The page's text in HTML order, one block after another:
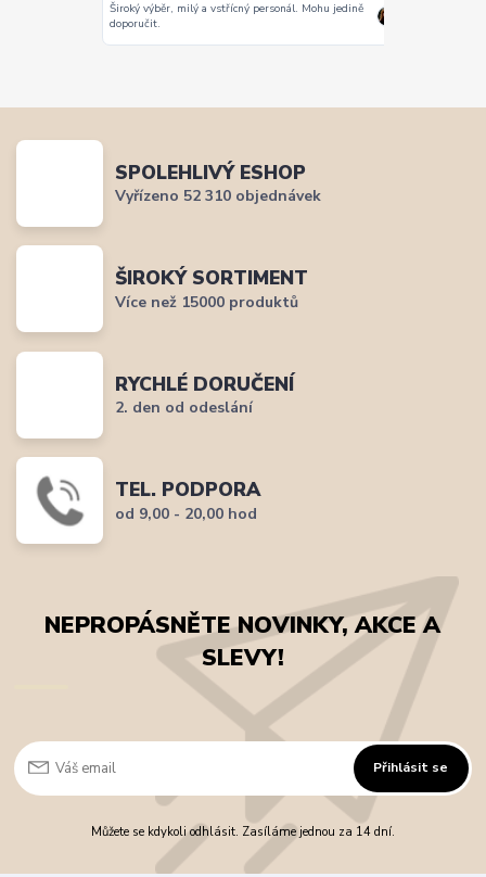
Široký výběr, milý a vstřícný personál. Mohu jedině
doporučit.
SPOLEHLIVÝ ESHOP
Vyřízeno 52 310 objednávek
ŠIROKÝ SORTIMENT
Více než 15000 produktů
RYCHLÉ DORUČENÍ
2. den od odeslání
TEL. PODPORA
od 9,00 - 20,00 hod
NEPROPÁSNĚTE NOVINKY, AKCE A
SLEVY!
Přihlásit se
Můžete se kdykoli odhlásit. Zasíláme jednou za 14 dní.